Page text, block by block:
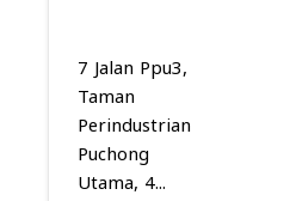
7 Jalan Ppu3,
Taman
Perindustrian
Puchong
Utama, 4...